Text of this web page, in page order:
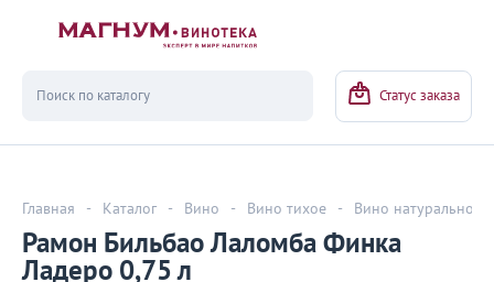
Статус заказа
Главная - Каталог - Вино - Вино тихое - Вино натуральное
Рамон Бильбао Лаломба Финка
Ладеро 0,75 л